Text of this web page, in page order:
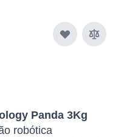
Panda 3Kg
robótica